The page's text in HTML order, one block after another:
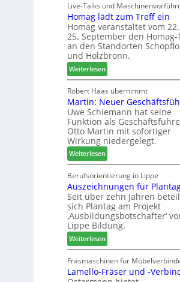
n
a
u
s
f
ü
r
W
e
m
h
ö
n
e
r
c
h
e
n
s
t
a
u
r
a
u
m
-
S
o
r
t
i
m
e
n
t
Live-Talks und
Homag lädt zum Treff ein
Homag veranstaltet vom
25. September den
an den Standorten
und Holzbronn.
Weiterlesen:
H
o
m
a
g
l
ä
d
t
z
u
m
T
r
e
f
f
e
i
Robert Haas übernimmt
Martin: Neuer
Uwe Schiemann hat seine
Funktion als
Otto Martin mit sofortiger
Wirkung niedergelegt.
Weiterlesen:
M
a
r
t
i
n
:
N
e
u
e
Berufsorientierung in Lippe
Auszeichnungen für
Seit über zehn Jahren
sich Plantag am Projekt
‚Ausbildungsbotschafter‘
Lippe Bildung.
Weiterlesen:
A
u
s
Fräsmaschinen für
Lamello-Fräser und -